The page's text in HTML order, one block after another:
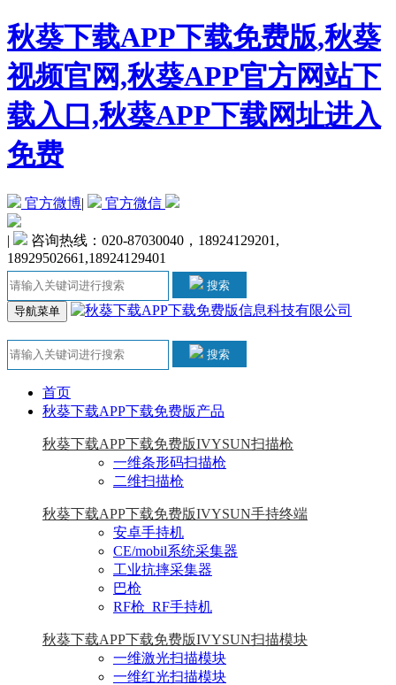
秋葵下载APP下载免费版,秋葵
视频官网,秋葵APP官方网站下
载入口,秋葵APP下载网址进入
免费
官方微博| 官方微信
|
咨询热线：020-87030040，18924129201,
18929502661,18924129401
搜索
导航菜单
搜索
首页
秋葵下载APP下载免费版产品
秋葵下载APP下载免费版IVYSUN扫描枪
一维条形码扫描枪
二维扫描枪
秋葵下载APP下载免费版IVYSUN手持终端
安卓手持机
CE/mobil系统采集器
工业抗摔采集器
巴枪
RF枪_RF手持机
秋葵下载APP下载免费版IVYSUN扫描模块
一维激光扫描模块
一维红光扫描模块